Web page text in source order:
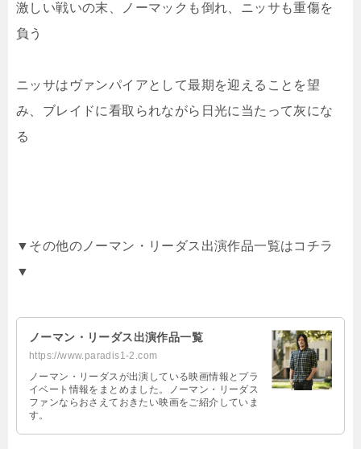
激しい戦いの末、ノーマックも倒れ、ニッサも重傷を
負う
ニッサはヴァンパイアとして最期を迎えることを望
み、ブレイドに看取られながら日光に当たって灰にな
る
▼その他のノーマン・リーダス出演作品一覧はコチラ
▼
ノーマン・リーダス出演作品一覧
https://www.paradis1-2.com
ノーマン・リーダスが出演している映画情報とプラ
イベート情報をまとめました。ノーマン・リーダス
ファンならおさえておきたい映画をご紹介していま
す。